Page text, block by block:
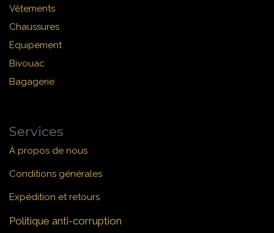
Vêtements
Chaussures
Équipement
Bivouac
Bagagerie
Services
À propos de nous
Conditions générales
Expédition et retours
Politique anti-corruption